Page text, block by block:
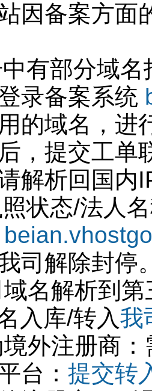
因备案方面
有部分域
录备案系统
的域名，进
，提交工单
解析回国内
状态/法人
司解除封停
名解析到
入库/转入我
外注册商
台： 提交转